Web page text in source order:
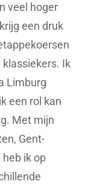
veel hoger
een druk
klassiekers. Ik
Limburg
een rol kan
Met mijn
Gent-
heb ik op